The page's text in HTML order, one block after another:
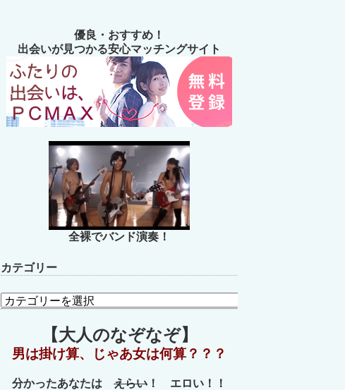
優良・おすすめ！
出会いが見つかる安心マッチングサイト
全裸でバンド演奏！
カテゴリー
カ
テ
【大人のなぞなぞ】
男は掛け算、じゃあ女は何算？？？
分かったあなたは えらい ！ エロい！！